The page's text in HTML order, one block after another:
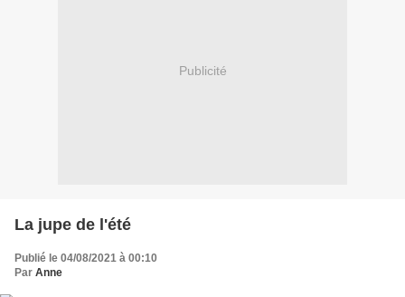
Publicité
La jupe de l'été
Publié le 04/08/2021 à 00:10
Par Anne